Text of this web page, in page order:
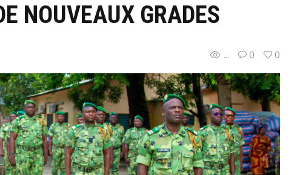
NOUVEAUX GRADES
... 0 0